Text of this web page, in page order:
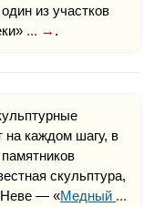
из участков
... → .
на каждом шагу, в
скульптура,
Неве — «Медный ...